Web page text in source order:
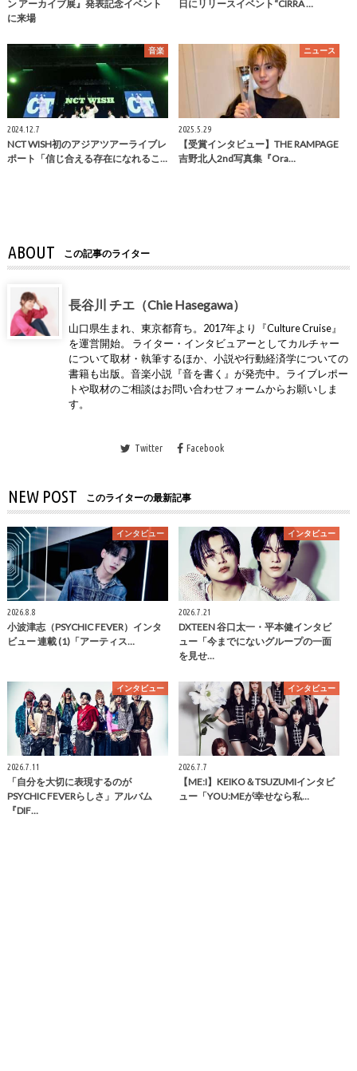
ン アーカイブ展』発表記念イベント
に来場
日にリリースイベント“CIRRA …
音楽
2024.12.7
NCT WISH初のアジアツアーライブレ
ポート「信じ合える存在になれるこ…
ニュース
2025.5.29
【受賞インタビュー】THE RAMPAGE
吉野北人2nd写真集『Ora…
ABOUT この記事のライター
長谷川 チエ（Chie Hasegawa）
山口県生まれ、東京都育ち。2017年より『Culture Cruise』
を運営開始。 ライター・インタビュアーとしてカルチャー
について取材・執筆するほか、小説や行動経済学についての
書籍も出版。音楽小説『音を書く』が発売中。ライブレポー
トや取材のご相談はお問い合わせフォームからお願いしま
す。
Twitter Facebook
NEW POST このライターの最新記事
インタビュー
2026.8.8
小波津志（PSYCHIC FEVER）インタ
ビュー 連載 (1)「アーティス…
インタビュー
2026.7.21
DXTEEN 谷口太一・平本健インタビ
ュー「今までにないグループの一面
を見せ…
インタビュー
2026.7.11
「自分を大切に表現するのが
PSYCHIC FEVERらしさ」アルバム
『DIF…
インタビュー
2026.7.7
【ME:I】KEIKO＆TSUZUMIインタビ
ュー「YOU:MEが幸せなら私…